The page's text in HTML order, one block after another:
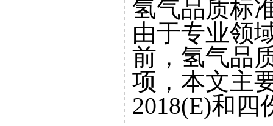
氢气品质标
由于专业领
前，氢气品
项，本文主
2018(E)和